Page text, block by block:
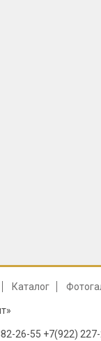
Каталог
26-55 +7(922)